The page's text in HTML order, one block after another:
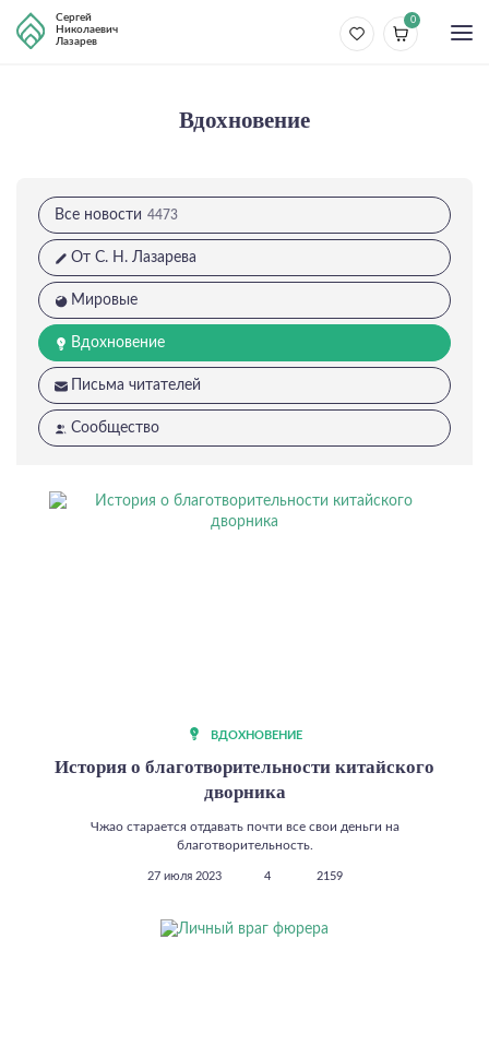
Сергей
Николаевич
Лазарев
0
Вдохновение
Все новости 4473
От С. Н. Лазарева
Мировые
Вдохновение
Письма читателей
Сообщество
ВДОХНОВЕНИЕ
История о благотворительности китайского
дворника
Чжао старается отдавать почти все свои деньги на
благотворительность.
27 июля 2023 4 2159